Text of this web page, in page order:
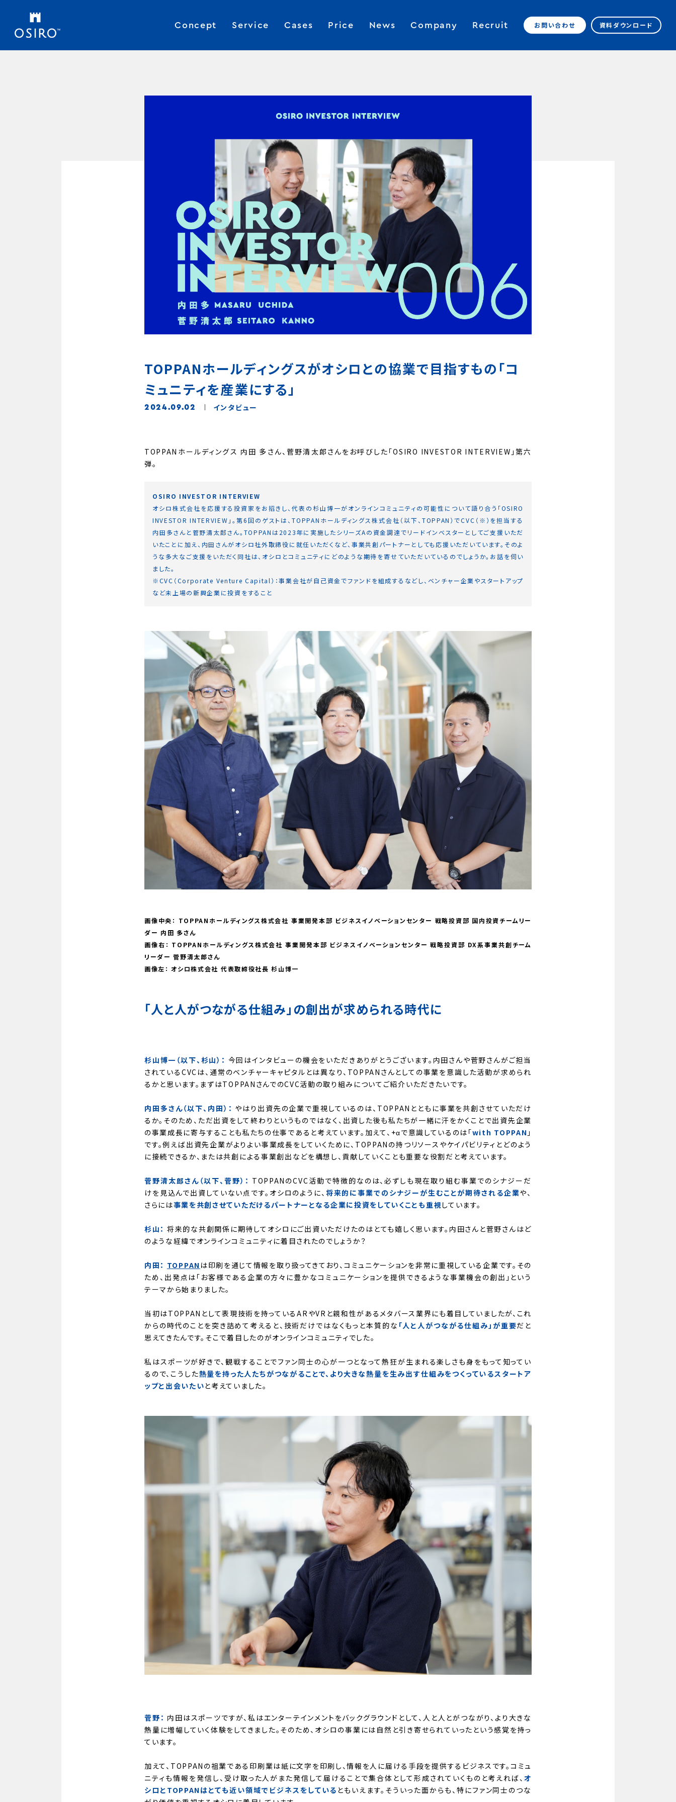
Concept Service Cases Price News Company Recruit お問い合わせ 資料ダウンロード
TOPPANホールディングスがオシロとの協業で目指すもの「コ
ミュニティを産業にする」
2024.09.02 インタビュー
TOPPANホールディングス 内田 多さん、菅野清太郎さんをお呼びした「OSIRO INVESTOR INTERVIEW」第六
弾。
OSIRO INVESTOR INTERVIEW
オシロ株式会社を応援する投資家をお招きし、代表の杉山博一がオンラインコミュニティの可能性について語り合う「OSIRO
INVESTOR INTERVIEW」。第6回のゲストは、TOPPANホールディングス株式会社（以下、TOPPAN）でCVC（※）を担当する
内田多さんと菅野清太郎さん。TOPPANは2023年に実施したシリーズAの資金調達でリードインベスターとしてご支援いただ
いたことに加え、内田さんがオシロ社外取締役に就任いただくなど、事業共創パートナーとしても応援いただいています。そのよ
うな多大なご支援をいただく同社は、オシロとコミュニティにどのような期待を寄せていただいているのでしょうか。お話を伺い
ました。
※CVC（Corporate Venture Capital）：事業会社が自己資金でファンドを組成するなどし、ベンチャー企業やスタートアップ
など未上場の新興企業に投資をすること
画像中央： TOPPANホールディングス株式会社 事業開発本部 ビジネスイノベーションセンター 戦略投資部 国内投資チームリー
ダー 内田 多さん
画像右： TOPPANホールディングス株式会社 事業開発本部 ビジネスイノベーションセンター 戦略投資部 DX系事業共創チーム
リーダー 菅野清太郎さん
画像左： オシロ株式会社 代表取締役社長 杉山博一
「人と人がつながる仕組み」の創出が求められる時代に
杉山博一（以下、杉山）： 今回はインタビューの機会をいただきありがとうございます。内田さんや菅野さんがご担当
されているCVCは、通常のベンチャーキャピタルとは異なり、TOPPANさんとしての事業を意識した活動が求められ
るかと思います。まずはTOPPANさんでのCVC活動の取り組みについてご紹介いただきたいです。
内田多さん（以下、内田）： やはり出資先の企業で重視しているのは、TOPPANとともに事業を共創させていただけ
るか。そのため、ただ出資をして終わりというものではなく、出資した後も私たちが一緒に汗をかくことで出資先企業
の事業成長に寄与することも私たちの仕事であると考えています。加えて、+αで意識しているのは「with TOPPAN 」
です。例えば出資先企業がよりよい事業成長をしていくために、TOPPANの持つリソースやケイパビリティとどのよう
に接続できるか、または共創による事業創出などを構想し、貢献していくことも重要な役割だと考えています。
菅野清太郎さん（以下、菅野）： TOPPANのCVC活動で特徴的なのは、必ずしも現在取り組む事業でのシナジーだ
けを見込んで出資していない点です。オシロのように、 将来的に事業でのシナジーが生むことが期待される企業や、
さらには事業を共創させていただけるパートナーとなる企業に投資をしていくことも重視しています。
杉山： 将来的な共創関係に期待してオシロにご出資いただけたのはとても嬉しく思います。内田さんと菅野さんはど
のような経緯でオンラインコミュニティに着目されたのでしょうか？
内田： TOPPAN は印刷を通じて情報を取り扱ってきており、コミュニケーションを非常に重視している企業です。その
ため、出発点は「お客様である企業の方々に豊かなコミュニケーションを提供できるような事業機会の創出」という
テーマから始まりました。
当初はTOPPANとして表現技術を持っているARやVRと親和性があるメタバース業界にも着目していましたが、これ
からの時代のことを突き詰めて考えると、技術だけではなくもっと本質的な 「人と人がつながる仕組み」が重要だと
思えてきたんです。そこで着目したのがオンラインコミュニティでした。
私はスポーツが好きで、観戦することでファン同士の心が一つとなって熱狂が生まれる楽しさも身をもって知ってい
るので、こうした熱量を持った人たちがつながることで、より大きな熱量を生み出す仕組みをつくっているスタートア
ップと出会いたいと考えていました。
菅野： 内田はスポーツですが、私はエンターテインメントをバックグラウンドとして、人と人とがつながり、より大きな
熱量に増幅していく体験をしてきました。そのため、オシロの事業には自然と引き寄せられていったという感覚を持っ
ています。
加えて、TOPPANの祖業である印刷業は紙に文字を印刷し、情報を人に届ける手段を提供するビジネスです。コミュ
ニティも情報を発信し、受け取った人がまた発信して届けることで集合体として形成されていくものと考えれば、オ
シロとTOPPANはとても近い領域でビジネスをしている ともいえます。そういった面からも、特にファン同士のつな